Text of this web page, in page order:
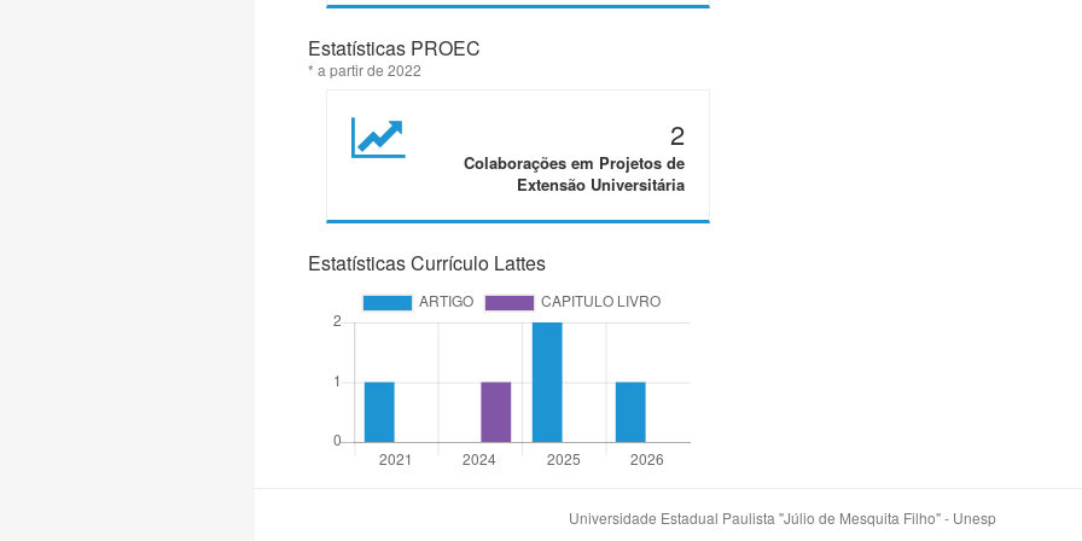
Estatísticas PROEC
* a partir de 2022
2
Colaborações em Projetos de
Extensão Universitária
Estatísticas Currículo Lattes
Universidade Estadual Paulista "Júlio de Mesquita Filho" - Unesp